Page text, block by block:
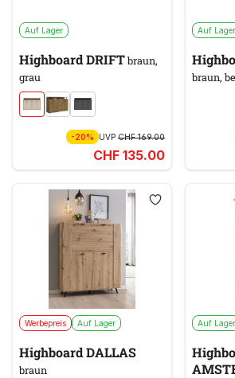
Auf Lager
Highboard DRIFTbraun,
grau
-20% UVP CHF 169.00
CHF 135.00
Auf Lager
braun,
Werbepreis Auf Lager
Highboard DALLAS
braun
Auf Lager